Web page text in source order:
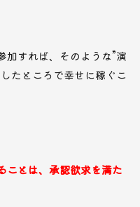
加すれば、そのような”演
たところで幸せに稼ぐこ
ことは、承認欲求を満た